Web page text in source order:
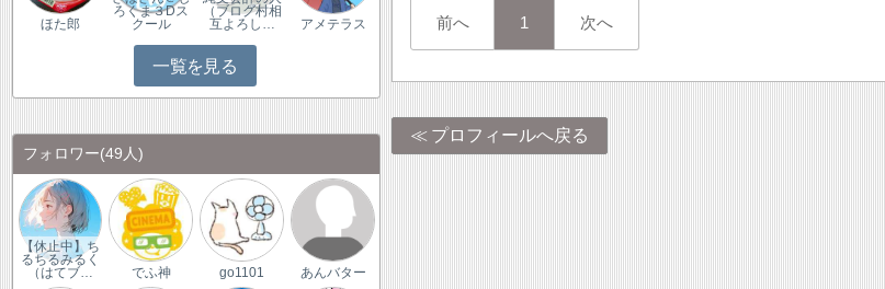
前へ 1 次へ
プロフィールへ戻る
ほた郎
ろくま３Dス
クール
（ブログ村相
互よろし…
アメテラス
一覧を見る
フォロワー(49人)
【休止中】ち
るちるみるく
（はてブ…
でふ神 go1101 あんバター